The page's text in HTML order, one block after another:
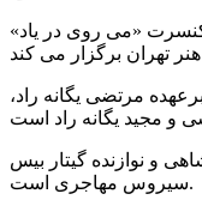
«می روی در یاد»
مرتضی یگانه راد،
و نوازنده گیتار بیس
سیروس مهاجری است.